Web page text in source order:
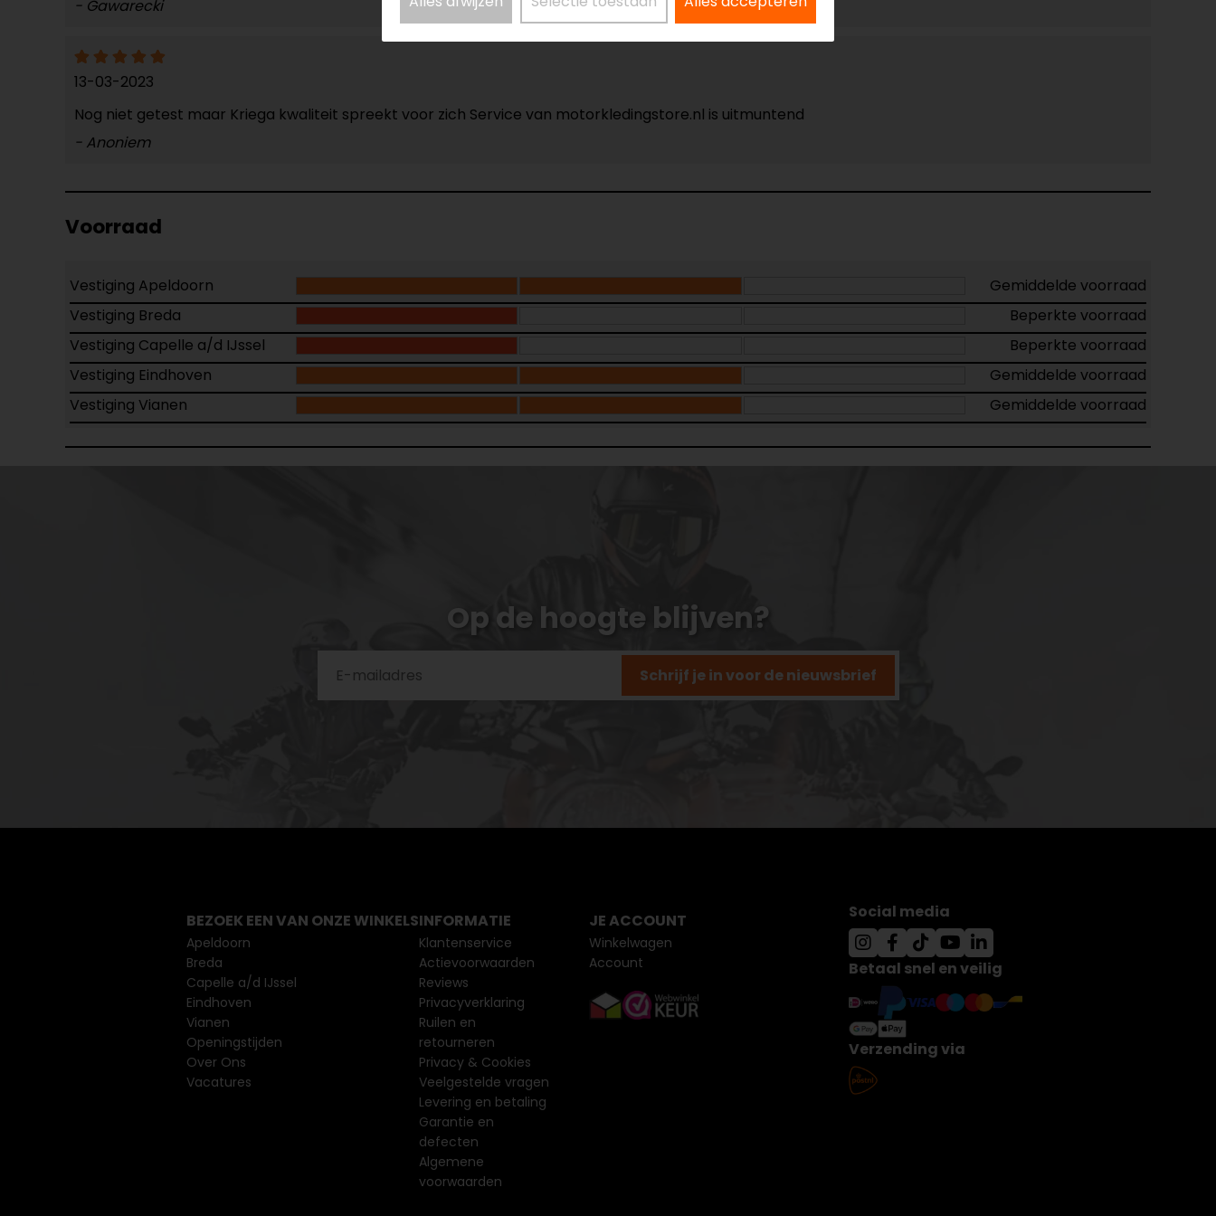
- Gawarecki
13-03-2023
Nog niet getest maar Kriega kwaliteit spreekt voor zich Service van motorkledingstore.nl is uitmuntend
- Anoniem
Voorraad
Vestiging Apeldoorn
Gemiddelde voorraad
Vestiging Breda
Beperkte voorraad
Vestiging Capelle a/d IJssel
Beperkte voorraad
Vestiging Eindhoven
Gemiddelde voorraad
Vestiging Vianen
Gemiddelde voorraad
Op de hoogte blijven?
Schrijf je in voor de nieuwsbrief
BEZOEK EEN VAN ONZE WINKELS
Apeldoorn
Breda
Capelle a/d IJssel
Eindhoven
Vianen
Openingstijden
Over Ons
Vacatures
INFORMATIE
Klantenservice
Actievoorwaarden
Reviews
Privacyverklaring
Ruilen en
retourneren
Privacy & Cookies
Veelgestelde vragen
Levering en betaling
Garantie en
defecten
Algemene
voorwaarden
JE ACCOUNT
Winkelwagen
Account
Social media
Betaal snel en veilig
Verzending via